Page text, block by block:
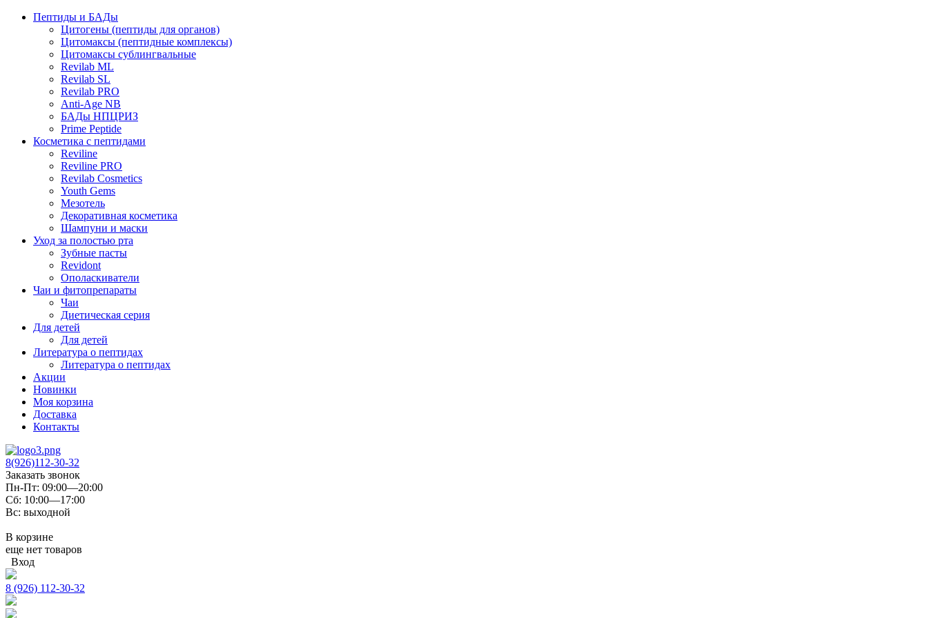
Пептиды и БАДы
Цитогены (пептиды для органов)
Цитомаксы (пептидные комплексы)
Цитомаксы сублингвальные
Revilab ML
Revilab SL
Revilab PRO
Anti-Age NB
БАДы НПЦРИЗ
Prime Peptide
Косметика с пептидами
Reviline
Reviline PRO
Revilab Cosmetics
Youth Gems
Мезотель
Декоративная косметика
Шампуни и маски
Уход за полостью рта
Зубные пасты
Revidont
Ополаскиватели
Чаи и фитопрепараты
Чаи
Диетическая серия
Для детей
Для детей
Литература о пептидах
Литература о пептидах
Акции
Новинки
Моя корзина
Доставка
Контакты
8(926)112-30-32
Заказать звонок
Пн-Пт: 09:00—20:00
Сб: 10:00—17:00
Вс: выходной
В корзине
еще нет товаров
Вход
8 (926) 112-30-32